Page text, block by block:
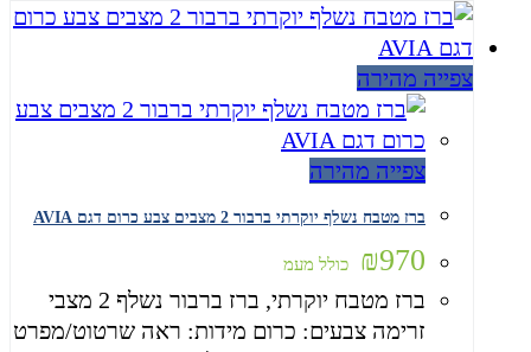
צפייה מהירה
צפייה מהירה
ברז מטבח נשלף יוקרתי ברבור 2 מצבים צבע כרום דגם AVIA
₪970 כולל מעמ
ברז מטבח יוקרתי, ברז ברבור נשלף 2 מצבי
זרימה צבעים: כרום מידות: ראה שרטוט/מפרט